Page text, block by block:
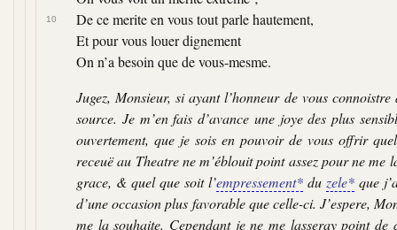
10
De ce merite en vous tout parle hautement,
Et pour vous louer dignement
On n’a besoin que de vous-mesme.
Jugez, Monsieur, si ayant l’honneur de vous
source. Je m’en fais d’avance une joye des plus
ouvertement, que je sois en pouvoir de vous offrir
receuë au Theatre ne m’éblouit point assez pour ne
grace, & quel que soit l’empressement* du zele* que
d’une occasion plus favorable que celle-ci. J’espere,
me la souhaite. Cependant je ne me lasseray point